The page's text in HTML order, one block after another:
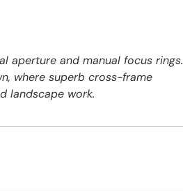
aperture and manual focus rings.
where superb cross-frame
landscape work.